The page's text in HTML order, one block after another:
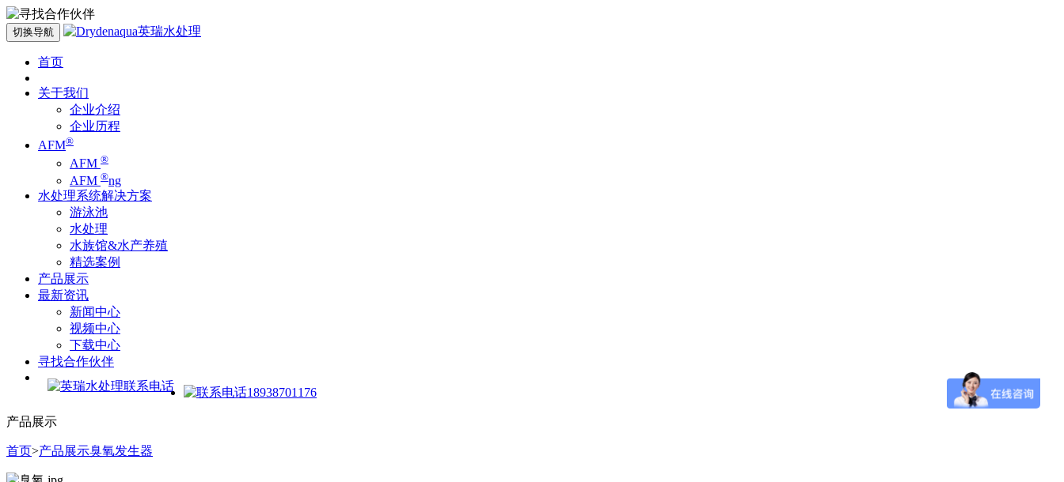
切换导航
首页
关于我们
企业介绍
企业历程
AFM®
AFM ®
AFM ®ng
水处理系统解决方案
游泳池
水处理
水族馆&水产养殖
精选案例
产品展示
最新资讯
新闻中心
视频中心
下载中心
寻找合作伙伴
产品展示
首页>产品展示臭氧发生器